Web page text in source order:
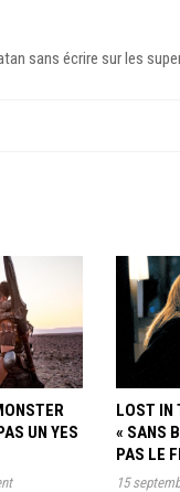
sans écrire sur les
UN YES
LOST IN
« SANS
PAS LE
15